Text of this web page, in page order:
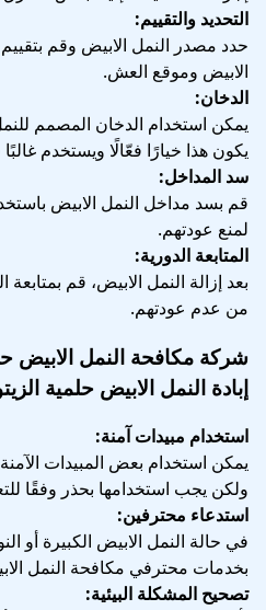
التحديد والتقييم:
حدد مصدر النمل الابيض وقم
الابيض وموقع العش.
الدخان:
يمكن استخدام الدخان المصمم
يكون هذا خيارًا فعّالًا ويستخدم
سد المداخل:
قم بسد مداخل النمل الابيض
لمنع عودتهم.
المتابعة الدورية:
بعد إزالة النمل الابيض، قم
من عدم عودتهم.
شركة مكافحة النمل الابيض
إبادة النمل الابيض حلمية
استخدام مبيدات آمنة:
يمكن استخدام بعض المبيدات
ولكن يجب استخدامها بحذر وفقًا
استدعاء محترفين:
في حالة النمل الابيض الكبيرة أو
بخدمات محترفي مكافحة النمل
تصحيح المشكلة البيئية: